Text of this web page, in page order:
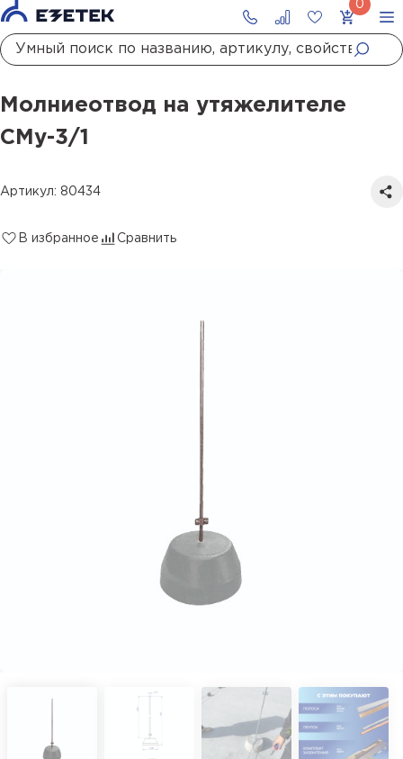
Стержневые молниеотводы и мачты молниеприемные
Молниеотвод на утяжелителе СМу-3/1
Молниеотвод на утяжелителе
СМу-3/1
Артикул: 80434
В избранное Сравнить